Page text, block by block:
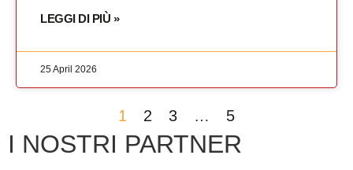
LEGGI DI PIÙ »
25 April 2026
1 2 3 … 5
I NOSTRI PARTNER